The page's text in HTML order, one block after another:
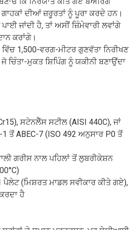
ਦੀਆਂ ਜ਼ਰੂਰਤਾਂ ਨੂੰ ਪੂਰਾ ਕਰਦੇ ਹਨ।
ਜਾਂਦੀ ਹੈ, ਤਾਂ ਅਸੀਂ ਜ਼ਿੰਮੇਵਾਰੀ ਲਵਾਂਗੇ
ਕਰਾਂਗੇ।
1,500-ਵਰਗ-ਮੀਟਰ ਗੁਣਵੱਤਾ ਨਿਰੀਖਣ
ਮੁਕਤ ਸ਼ਿਪਿੰਗ ਨੂੰ ਯਕੀਨੀ ਬਣਾਉਂਦਾ
ਸਟੇਨਲੈੱਸ ਸਟੀਲ (AISI 440C), ਜਾਂ
ਤੋਂ ABEC-7 (ISO 492 ਅਨੁਸਾਰ P0 ਤੋਂ
ਗਰੀਸ ਨਾਲ ਪਹਿਲਾਂ ਤੋਂ ਲੁਬਰੀਕੇਸ਼ਨ
(ਮਿਸ਼ਰਤ ਮਾਡਲ ਸਵੀਕਾਰ ਕੀਤੇ ਗਏ),
ਹੈ